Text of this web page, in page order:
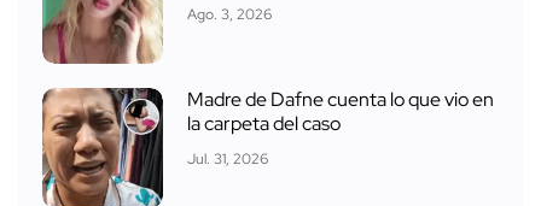
Ago. 3, 2026
Madre de Dafne cuenta lo que vio en
la carpeta del caso
Jul. 31, 2026